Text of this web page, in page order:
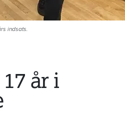
indsats.
år i